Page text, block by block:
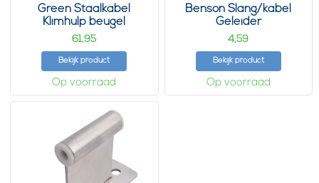
Green Staalkabel
Klimhulp beugel
pakket 28
61,95
Bekijk product
Op voorraad
Benson Slang/kabel
Geleider
4,59
Bekijk product
Op voorraad